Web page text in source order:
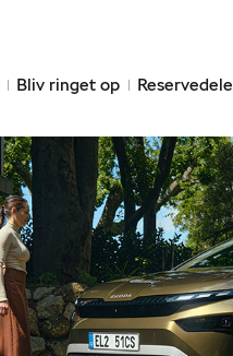
Bliv ringet op Reservedele